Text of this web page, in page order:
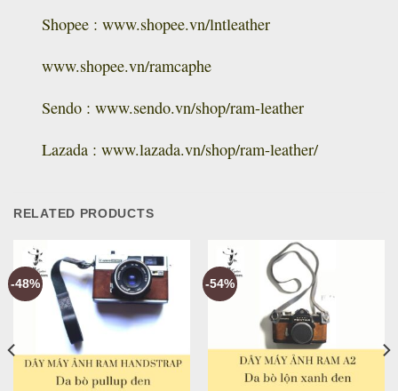
Shopee : www.shopee.vn/lntleather
www.shopee.vn/ramcaphe
Sendo : www.sendo.vn/shop/ram-leather
Lazada : www.lazada.vn/shop/ram-leather/
RELATED PRODUCTS
-48% -54%